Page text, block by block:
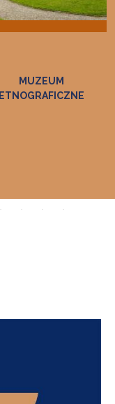
MUZEUM DWÓR W
DOŁĘDZE